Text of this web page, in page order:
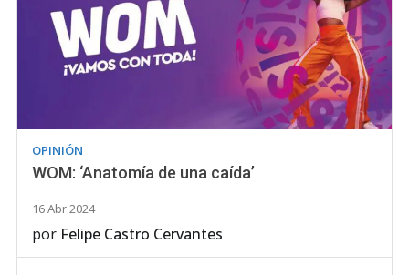
OPINIÓN
WOM: ‘Anatomía de una caída’
16 Abr 2024
por Felipe Castro Cervantes